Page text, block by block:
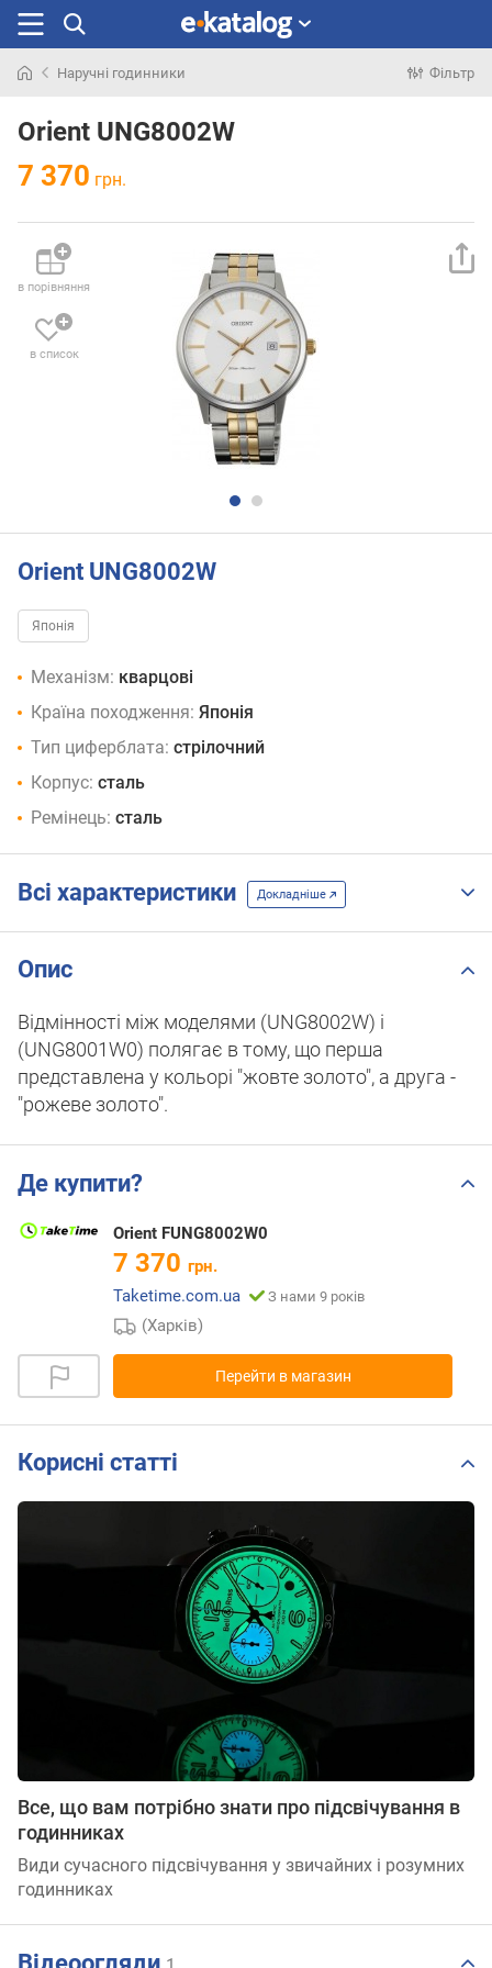
раніше
Наручні годинники Фільтр
Orient UNG8002W
7 370 грн.
в порівняння
в список
Orient UNG8002W
Японія
Механізм: кварцові
Країна походження: Японія
Тип циферблата: стрілочний
Корпус: сталь
Ремінець: сталь
Всі характеристики Докладніше
Опис
Відмінності між моделями (UNG8002W) і
(UNG8001W0) полягає в тому, що перша
представлена у кольорі "жовте золото", а друга -
"рожеве золото".
Де купити?
Orient FUNG8002W0
7 370 грн.
Taketime.com.ua
З нами 9 років
(Харків)
Перейти в магазин
Корисні статті
Все, що вам потрібно знати про підсвічування в
годинниках
Види сучасного підсвічування у звичайних і розумних
годинниках